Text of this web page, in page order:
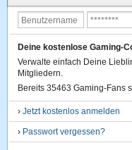
Deine kostenlose Gaming-
Verwalte einfach Deine
Mitgliedern.
Bereits 35463 Gaming-Fans
›Jetzt kostenlos anmelden
› Passwort vergessen?